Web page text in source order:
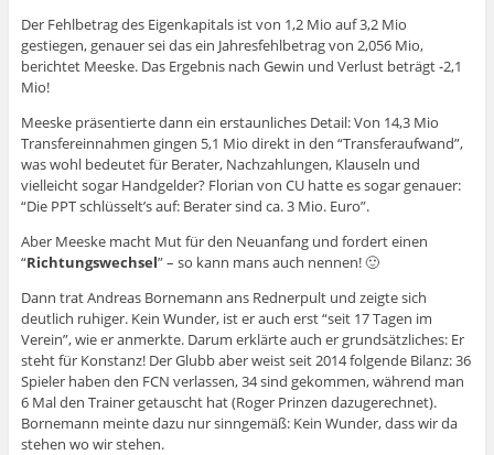
Der Fehlbetrag des Eigenkapitals ist von 1,2 Mio auf 3,2 Mio
gestiegen, genauer sei das ein Jahresfehlbetrag von 2,056 Mio,
berichtet Meeske. Das Ergebnis nach Gewin und Verlust beträgt -2,1
Mio!
Meeske präsentierte dann ein erstaunliches Detail: Von 14,3 Mio
Transfereinnahmen gingen 5,1 Mio direkt in den “Transferaufwand”,
was wohl bedeutet für Berater, Nachzahlungen, Klauseln und
vielleicht sogar Handgelder? Florian von CU hatte es sogar genauer:
“Die PPT schlüsselt’s auf: Berater sind ca. 3 Mio. Euro”.
Aber Meeske macht Mut für den Neuanfang und fordert einen
“Richtungswechsel” – so kann mans auch nennen! 🙂
Dann trat Andreas Bornemann ans Rednerpult und zeigte sich
deutlich ruhiger. Kein Wunder, ist er auch erst “seit 17 Tagen im
Verein”, wie er anmerkte. Darum erklärte auch er grundsätzliches: Er
steht für Konstanz! Der Glubb aber weist seit 2014 folgende Bilanz: 36
Spieler haben den FCN verlassen, 34 sind gekommen, während man
6 Mal den Trainer getauscht hat (Roger Prinzen dazugerechnet).
Bornemann meinte dazu nur sinngemäß: Kein Wunder, dass wir da
stehen wo wir stehen.